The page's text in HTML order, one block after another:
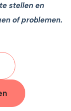
stellen en
of problemen.